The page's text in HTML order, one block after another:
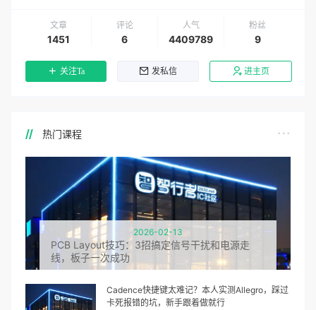
文章
1451
评论
6
人气
4409789
粉丝
9
关注Ta 发私信 进主页
热门课程
2026-02-13
PCB Layout技巧：3招搞定信号干扰和电源走
线，板子一次成功
Cadence快捷键太难记？本人实测Allegro，踩过
卡死报错的坑，新手跟着做就行